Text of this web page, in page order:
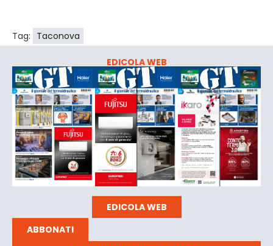
Tag: Taconova
EDICOLA WEB
EDICOLA WEB
ABBONATI